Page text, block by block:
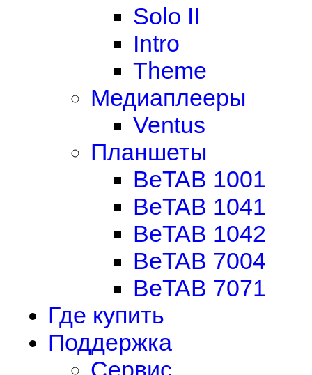
Solo II
Intro
Theme
Медиаплееры
Ventus
Планшеты
BeTAB 1001
BeTAB 1041
BeTAB 1042
BeTAB 7004
BeTAB 7071
Где купить
Поддержка
Сервис